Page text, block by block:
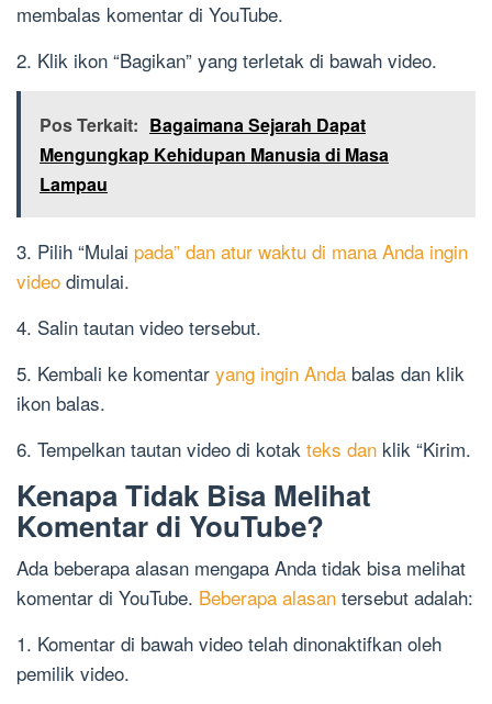
membalas komentar di YouTube.
2. Klik ikon “Bagikan” yang terletak di bawah video.
Pos Terkait: Bagaimana Sejarah Dapat
Mengungkap Kehidupan Manusia di Masa
Lampau
3. Pilih “Mulai pada” dan atur waktu di mana Anda ingin
video dimulai.
4. Salin tautan video tersebut.
5. Kembali ke komentar yang ingin Anda balas dan klik
ikon balas.
6. Tempelkan tautan video di kotak teks dan klik “Kirim.
Kenapa Tidak Bisa Melihat
Komentar di YouTube?
Ada beberapa alasan mengapa Anda tidak bisa melihat
komentar di YouTube. Beberapa alasan tersebut adalah:
1. Komentar di bawah video telah dinonaktifkan oleh
pemilik video.